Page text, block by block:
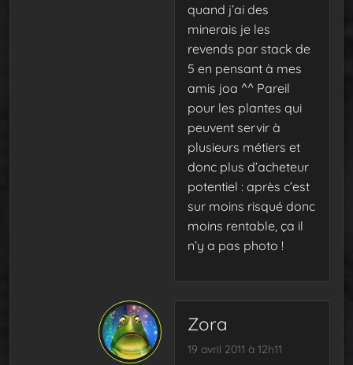
quand j’ai des
minerais je les
revends par stack de
5 en pensant à mes
amis joa ^^ Pareil
pour les plantes qui
peuvent servir à
plusieurs métiers et
donc plus d’acheteur
potentiel : après c’est
sur moins risqué donc
moins rentable, ça il
n’y a pas photo !
Zora
19 avril 2011 à 12h11